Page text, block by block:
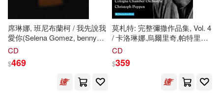
席琳娜, 班尼布蘭柯 / 我先說我
愛你(Selena Gomez, benny
blanco / I Said I Love You First)
CD
$469
莫札特: 完整彌撒作品集, Vol. 4
/ 卡洛琳娜.烏爾里奇,帕特里克.
格拉爾,卡塔琳娜.魯奇格伯,保
荻,米哈伊爾·鐵木辛
柏鵬 (指揮) / 科隆大教堂合唱
團, 科隆室內管弦樂團(Mozart:
CD
$359